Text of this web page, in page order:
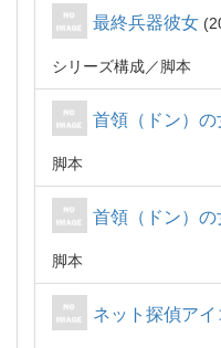
最終兵器彼女
シリーズ構成 脚本
首領（ドン）の
脚本
首領（ドン）の
脚本
ネット探偵アイ